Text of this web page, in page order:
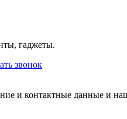
гаджеты.
звонок
и контактные данные и